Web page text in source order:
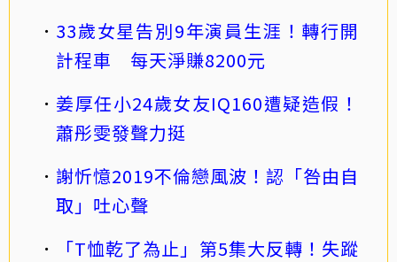
33歲女星告別9年演員生涯！轉行開
計程車 每天淨賺8200元
姜厚任小24歲女友IQ160遭疑造假！
蕭彤雯發聲力挺
謝忻憶2019不倫戀風波！認「咎由自
取」吐心聲
「T恤乾了為止」第5集大反轉！失蹤